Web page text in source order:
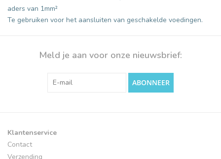
aders van 1mm²
Te gebruiken voor het aansluiten van geschakelde voedingen.
Meld je aan voor onze nieuwsbrief:
ABONNEER
Klantenservice
Contact
Verzending